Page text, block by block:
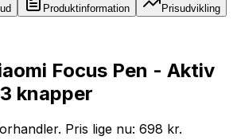
Produktinformation Prisudvikling
Focus Pen - Aktiv
knapper
Pris lige nu: 698 kr.